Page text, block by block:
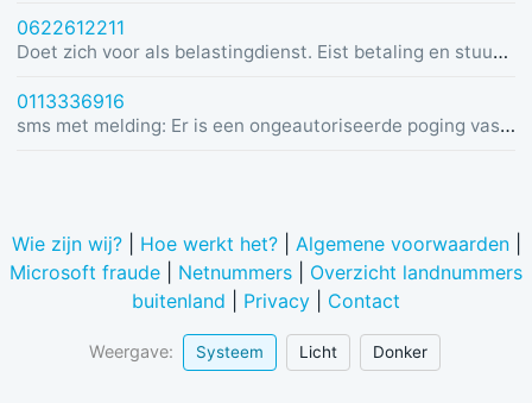
0622612211
Doet zich voor als belastingdienst. Eist betaling en stuurt link in bericht met dreiging van beslaglegging.
0113336916
sms met melding: Er is een ongeautoriseerde poging vastgesteld vanuit Duitsland was u dit niet? Bel de alarmlijn op 0113336916
Wie zijn wij?| Hoe werkt het?| Algemene voorwaarden|
Microsoft fraude
Netnummers
Overzicht landnummers
buitenland
Privacy Contact
Weergave: Systeem Licht Donker